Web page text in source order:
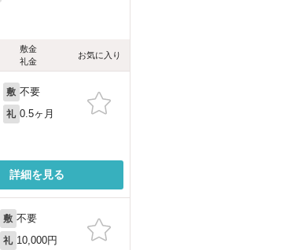
敷金
礼金
お気に入り
敷 不要
礼 0.5ヶ月
詳細を見る
敷 不要
礼 10,000円